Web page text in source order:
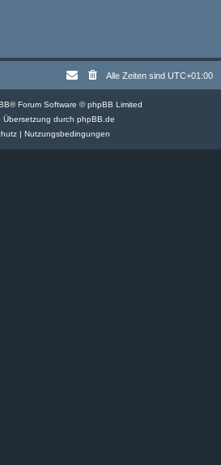
Alle Zeiten sind UTC+01:00
® Forum Software © phpBB Limited
Übersetzung durch phpBB.de
| Nutzungsbedingungen